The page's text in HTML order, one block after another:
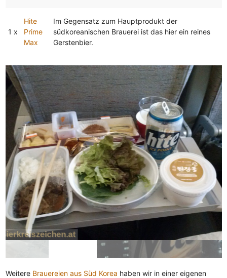
1 x
Hite
Prime
Max
Im Gegensatz zum Hauptprodukt der
südkoreanischen Brauerei ist das hier ein reines
Gerstenbier.
Weitere Brauereien aus Süd Korea haben wir in einer eigenen